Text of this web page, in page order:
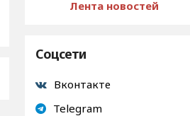
Лента новостей
Соцсети
Вконтакте
Telegram